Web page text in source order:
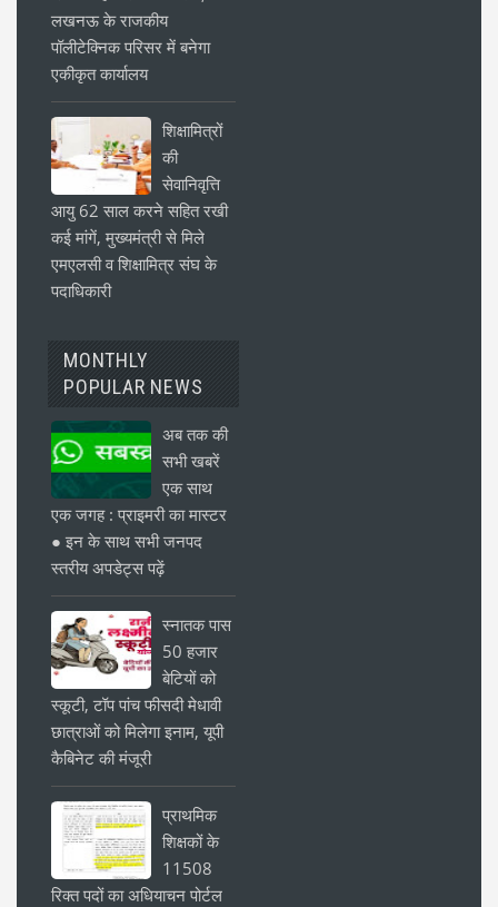
लखनऊ के राजकीय
पॉलीटेक्निक परिसर में बनेगा
एकीकृत कार्यालय
शिक्षामित्रों
की
सेवानिवृत्ति
आयु 62 साल करने सहित रखी
कई मांगें, मुख्यमंत्री से मिले
एमएलसी व शिक्षामित्र संघ के
पदाधिकारी
MONTHLY
POPULAR NEWS
अब तक की
सभी खबरें
एक साथ
एक जगह : प्राइमरी का मास्टर
● इन के साथ सभी जनपद
स्तरीय अपडेट्स पढ़ें
स्नातक पास
50 हजार
बेटियों को
स्कूटी, टॉप पांच फीसदी मेधावी
छात्राओं को मिलेगा इनाम, यूपी
कैबिनेट की मंजूरी
प्राथमिक
शिक्षकों के
11508
रिक्त पदों का अधियाचन पोर्टल